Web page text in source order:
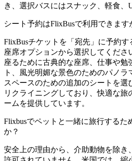
き、選択バスにはスナック、軽食、
シート予約はFlixBusで利用できます
FlixBusチケットを「宛先」に予約
座席オプションから選択してくださ
座るために古典的な座席、仕事や勉
ト、風光明媚な景色のためのパノ
スペースのための追加のシートを選
リクライニングしており、快適な旅
ームを提供しています。
Flixbusでペットと一緒に旅行するた
か？
安全上の理由から、介助動物を除き